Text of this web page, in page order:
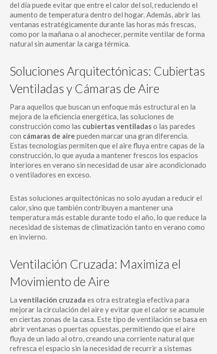
del día puede evitar que entre el calor del sol, reduciendo el
aumento de temperatura dentro del hogar. Además, abrir las
ventanas estratégicamente durante las horas más frescas,
como por la mañana o al anochecer, permite ventilar de forma
natural sin aumentar la carga térmica.
Soluciones Arquitectónicas: Cubiertas
Ventiladas y Cámaras de Aire
Para aquellos que buscan un enfoque más estructural en la
mejora de la eficiencia energética, las soluciones de
construcción como las cubiertas ventiladaso las paredes
con cámaras de aire pueden marcar una gran diferencia.
Estas tecnologías permiten que el aire fluya entre capas de la
construcción, lo que ayuda a mantener frescos los espacios
interiores en verano sin necesidad de usar aire acondicionado
o ventiladores en exceso.
Estas soluciones arquitectónicas no solo ayudan a reducir el
calor, sino que también contribuyen a mantener una
temperatura más estable durante todo el año, lo que reduce la
necesidad de sistemas de climatización tanto en verano como
en invierno.
Ventilación Cruzada: Maximiza el
Movimiento de Aire
La ventilación cruzada es otra estrategia efectiva para
mejorar la circulación del aire y evitar que el calor se acumule
en ciertas zonas de la casa. Este tipo de ventilación se basa en
abrir ventanas o puertas opuestas, permitiendo que el aire
fluya de un lado al otro, creando una corriente natural que
refresca el espacio sin la necesidad de recurrir a sistemas